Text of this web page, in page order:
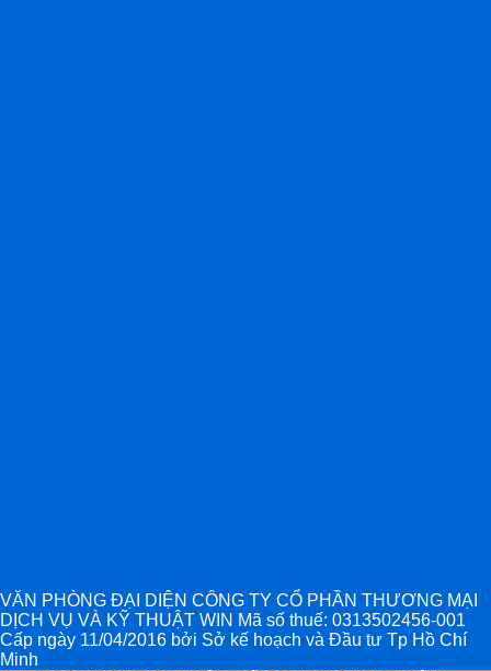
VĂN PHÒNG ĐẠI DIỆN CÔNG TY CỔ PHẦN THƯƠNG MẠI
DỊCH VỤ VÀ KỸ THUẬT WIN Mã số thuế: 0313502456-001
Cấp ngày 11/04/2016 bởi Sở kế hoạch và Đầu tư Tp Hồ Chí
Minh